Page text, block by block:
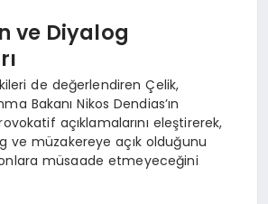
ve Diyalog
de değerlendiren Çelik,
Bakanı Nikos Dendias’ın
açıklamalarını eleştirerek,
ve müzakereye açık olduğunu
müsaade etmeyeceğini